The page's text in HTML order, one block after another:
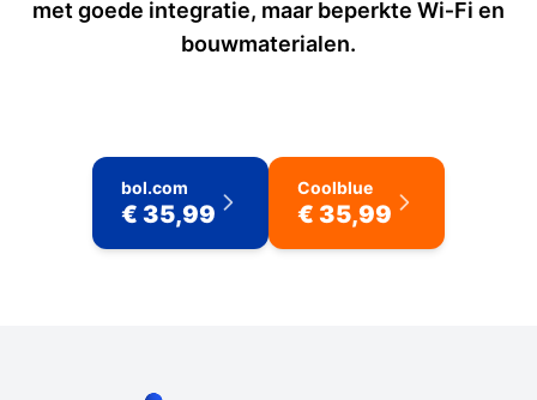
met goede integratie, maar beperkte Wi‑Fi en
bouwmaterialen.
bol.com
€ 35,99
Coolblue
€ 35,99